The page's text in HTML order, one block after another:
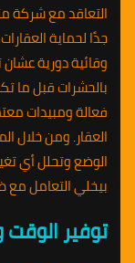
التعاقد مع
جدًا لحماية
وقائية دورية
بالحشرات قبل ما
فعالة ومبيدات
العقار. ومن خلال
الوضع وتحلل أي
بيخلي التعامل
توفير الوقت